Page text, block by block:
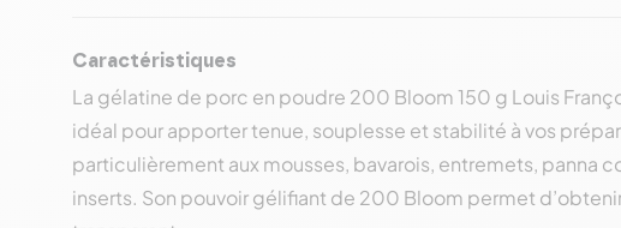
Caractéristiques
La gélatine de porc en poudre 200 Bloom 150 g Louis
idéal pour apportertenue, souplesse et stabilité à vos
particulièrement aux mousses, bavarois, entremets, panna
inserts. Son pouvoir gélifiant de 200 Bloom permet